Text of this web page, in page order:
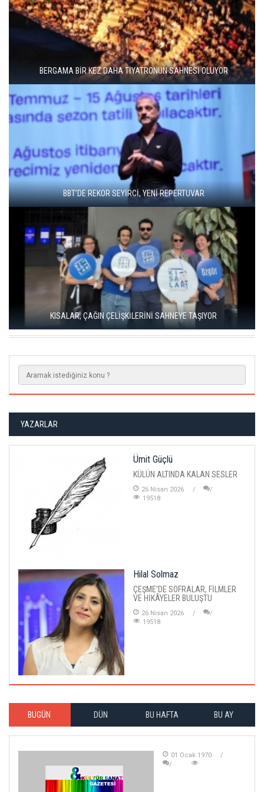
BERGAMA BİR KEZ DAHA TİYATRONUN SAHNESİ OLUYOR
BBT’DE REKOR SEYİRCİ, YENİ REPERTUVAR
KISALAR, ÇAĞIN ÇELİŞKİLERİNİ SAHNEYE TAŞIYOR
YAZARLAR
Ümit Güçlü
KÜLÜN ALTINDA KALAN SESLER
26 Nisan 2026
19518
Hilal Solmaz
ÇEŞME'DE SOFRALAR, FİLMLER
VE HİKÂYELER BULUŞTU
26 Nisan 2026
19518
BUGÜN DÜN BU HAFTA BU AY
01 Ocak 1970